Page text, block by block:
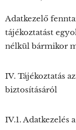
Adatkezelő
tájékoztatást
nélkül bármikor
IV. Tájékoztatás
biztosításáról
IV.1. Adatkezelés